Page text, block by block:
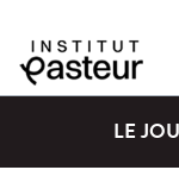
LE